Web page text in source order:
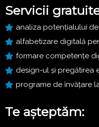
Servicii
analiza potențialului
alfabetizare digitală
formare competențe
design-ul și pregătirea
programe de învățare
Te așteptăm: